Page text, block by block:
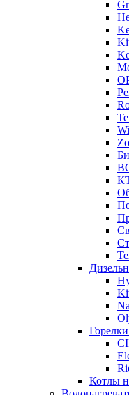
Котлы